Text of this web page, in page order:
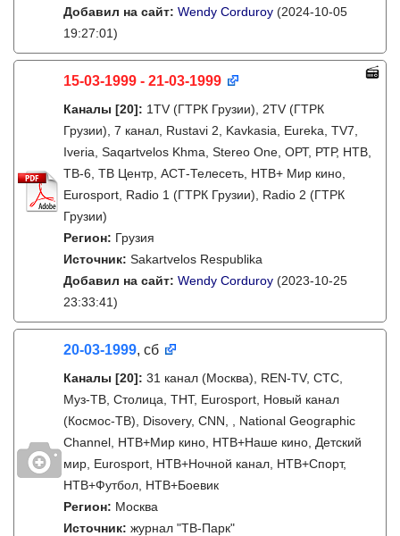
Добавил на сайт: Wendy Corduroy (2024-10-05
19:27:01)
15-03-1999 - 21-03-1999
Каналы [20]: 1TV (ГТРК Грузии), 2TV (ГТРК
Грузии), 7 канал, Rustavi 2, Kavkasia, Eureka, TV7,
Iveria, Saqartvelos Khma, Stereo One, ОРТ, РТР, НТВ,
ТВ-6, ТВ Центр, АСТ-Телесеть, НТВ+ Мир кино,
Eurosport, Radio 1 (ГТРК Грузии), Radio 2 (ГТРК
Грузии)
Регион: Грузия
Источник: Sakartvelos Respublika
Добавил на сайт: Wendy Corduroy (2023-10-25
23:33:41)
20-03-1999, сб
Каналы [20]: 31 канал (Москва), REN-TV, СТС,
Муз-ТВ, Столица, ТНТ, Eurosport, Новый канал
(Космос-ТВ), Disovery, CNN, , National Geographic
Channel, НТВ+Мир кино, НТВ+Наше кино, Детский
мир, Eurosport, НТВ+Ночной канал, НТВ+Спорт,
НТВ+Футбол, НТВ+Боевик
Регион: Москва
Источник: журнал "ТВ-Парк"